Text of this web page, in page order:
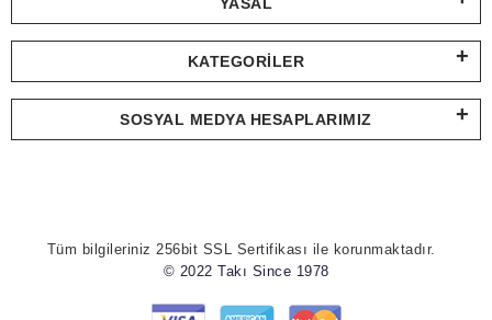
KATEGORILER
SOSYAL MEDYA HESAPLARIMIZ
Tüm bilgileriniz 256bit SSL Sertifikası ile korunmaktadır.
© 2022 Takı Since 1978